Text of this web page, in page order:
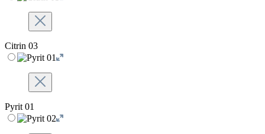
Citrin 03
Pyrit 01